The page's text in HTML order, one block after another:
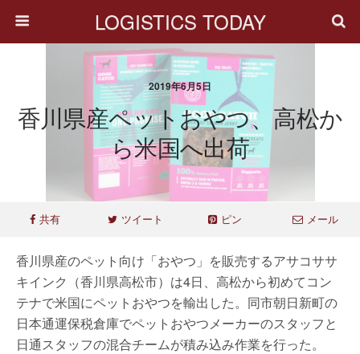
LOGISTICS TODAY
2019年6月5日
香川県産ペットおやつ、高松か
ら米国へ出荷
共有 ツイート ピン メール
香川県産のペット向け「おやつ」を販売するアサコササ
キインク（香川県高松市）は4日、高松から初めてコン
テナで米国にペットおやつを輸出した。同市朝日新町の
日本通運保税倉庫でペットおやつメーカーのスタッフと
日通スタッフの混合チームが積み込み作業を行った。